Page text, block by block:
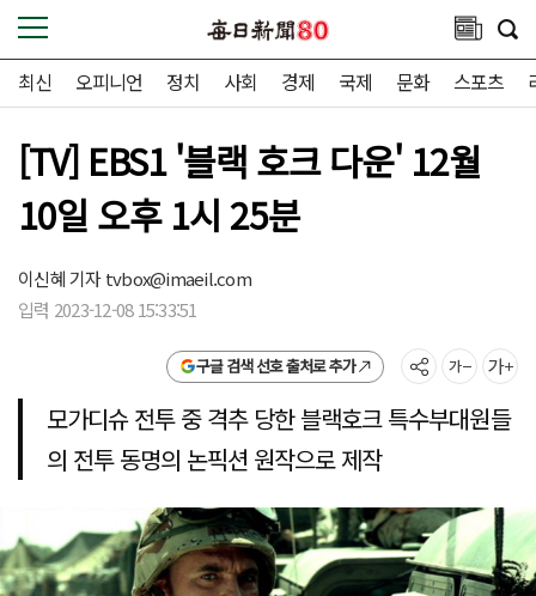
최신 오피니언 정치 사회 경제 국제 문화 스포츠
[TV] EBS1 '블랙 호크 다운' 12월
10일 오후 1시 25분
이신혜 기자tvbox@imaeil.com
입력 2023-12-08 15:33:51
구글 검색 선호 출처로 추가
모가디슈 전투 중 격추 당한 블랙호크 특수부대원들
의 전투 동명의 논픽션 원작으로 제작